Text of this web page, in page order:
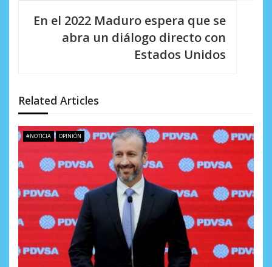
d
e
e
n
t
r
a
d
En el 2022 Maduro espera que se
abra un diálogo directo con
Estados Unidos
Related Articles
#NOTICIA OPINIÓN